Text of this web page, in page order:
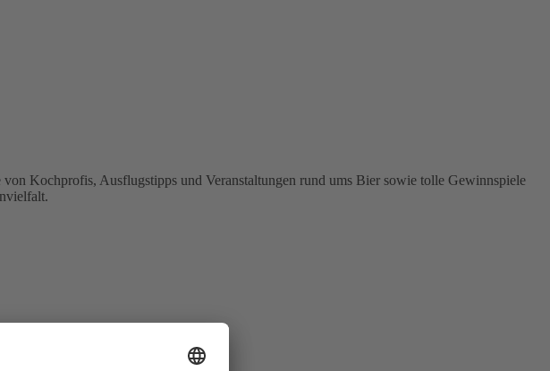
Kochprofis, Ausflugstipps und Veranstaltungen rund ums Bier sowie tolle Gewinnspiele